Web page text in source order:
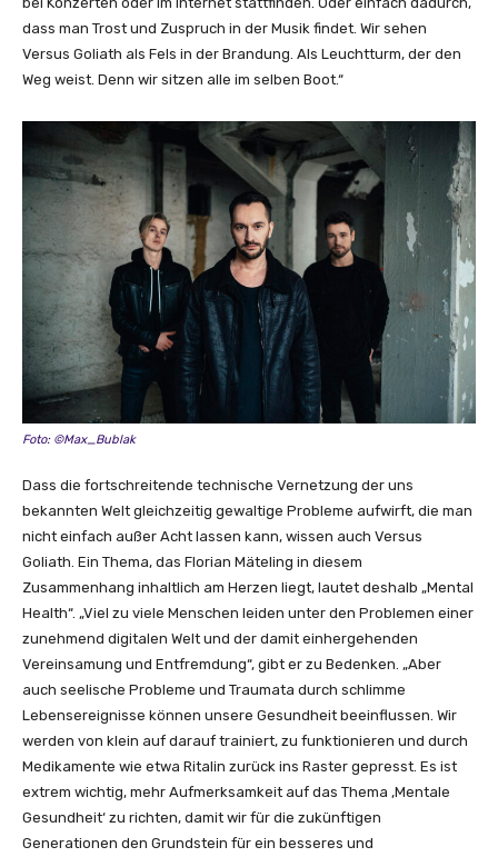
dass man Trost und Zuspruch in der Musik findet. Wir sehen
Versus Goliath als Fels in der Brandung. Als Leuchtturm, der den
Weg weist. Denn wir sitzen alle im selben Boot.“
Foto: ©Max_Bublak
Dass die fortschreitende technische Vernetzung der uns
bekannten Welt gleichzeitig gewaltige Probleme aufwirft, die man
nicht einfach außer Acht lassen kann, wissen auch Versus
Goliath. Ein Thema, das Florian Mäteling in diesem
Zusammenhang inhaltlich am Herzen liegt, lautet deshalb „Mental
Health“. „Viel zu viele Menschen leiden unter den Problemen einer
zunehmend digitalen Welt und der damit einhergehenden
Vereinsamung und Entfremdung“, gibt er zu Bedenken. „Aber
auch seelische Probleme und Traumata durch schlimme
Lebensereignisse können unsere Gesundheit beeinflussen. Wir
werden von klein auf darauf trainiert, zu funktionieren und durch
Medikamente wie etwa Ritalin zurück ins Raster gepresst. Es ist
extrem wichtig, mehr Aufmerksamkeit auf das Thema ‚Mentale
Gesundheit‘ zu richten, damit wir für die zukünftigen
Generationen den Grundstein für ein besseres und